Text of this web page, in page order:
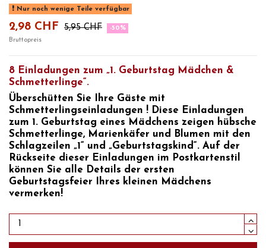
Nur noch wenige Teile verfügbar
2,98 CHF 5,95 CHF
-50%
Bruttopreis
8 Einladungen zum „1. Geburtstag Mädchen &
Schmetterlinge“.
Überschütten Sie Ihre Gäste mit
Schmetterlingseinladungen ! Diese Einladungen
zum 1. Geburtstag eines Mädchens zeigen hübsche
Schmetterlinge, Marienkäfer und Blumen mit den
Schlagzeilen „1“ und „Geburtstagskind“. Auf der
Rückseite dieser Einladungen im Postkartenstil
können Sie alle Details der ersten
Geburtstagsfeier Ihres kleinen Mädchens
vermerken!